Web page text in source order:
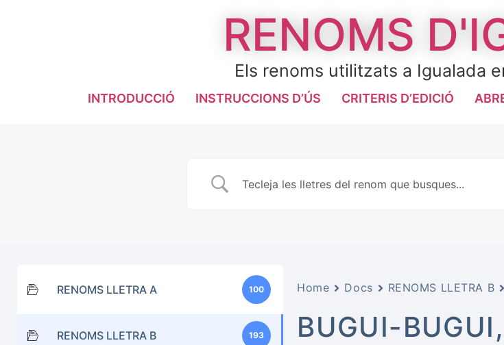
RENOMS
Els renoms utilitzats a Igualada
INTRODUCCIÓ INSTRUCCIONS D’ÚS CRITERIS D’EDICIÓ
RENOMS LLETRA A 100
RENOMS LLETRA B 193
Home Docs RENOMS LLETRA B
BUGUI-